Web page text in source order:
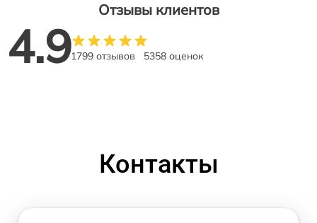
Отзывы клиентов
4.91799 отзывов 5358 оценок
Контакты